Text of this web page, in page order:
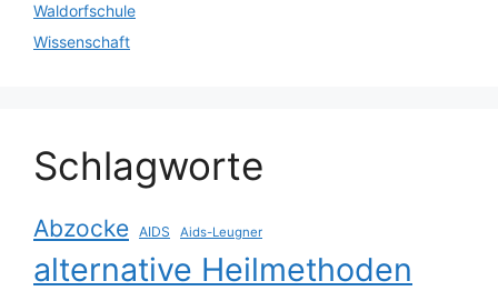
Waldorfschule
Wissenschaft
Schlagworte
Abzocke AIDS Aids-Leugner
alternative Heilmethoden